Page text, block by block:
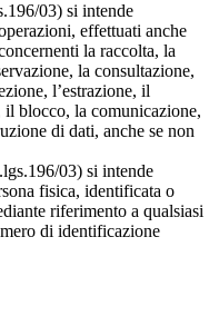
03) si intende
effettuati anche
la raccolta, la
la consultazione,
l’estrazione, il
il blocco, la comunicazione,
di dati, anche se non
03) si intende
fisica, identificata o
riferimento a qualsiasi
di identificazione